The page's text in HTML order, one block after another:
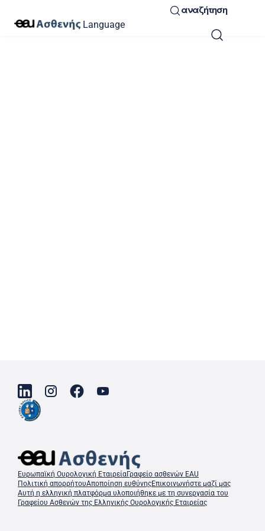
Language
αναζήτηση
Ευρωπαϊκή Ουρολογική ΕταιρείαΓραφείο ασθενών EAU
Πολιτική απορρήτουΑποποίηση ευθύνηςΕπικοινωνήστε μαζί μας
Αυτή η ελληνική πλατφόρμα υλοποιήθηκε με τη συνεργασία του
Γραφείου Ασθενών της Ελληνικής Ουρολογικής Εταιρείας